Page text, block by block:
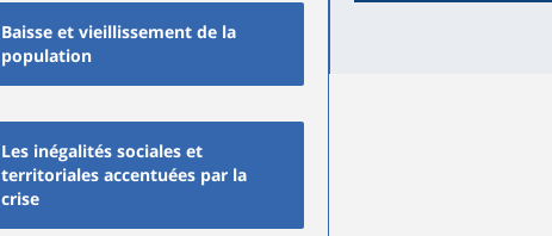
Baisse et vieillissement de la
population
Les inégalités sociales et
territoriales accentuées par la
crise